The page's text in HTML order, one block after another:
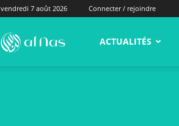
vendredi 7 août 2026 Connecter / rejoindre
alNas.fr ACTUALITÉS